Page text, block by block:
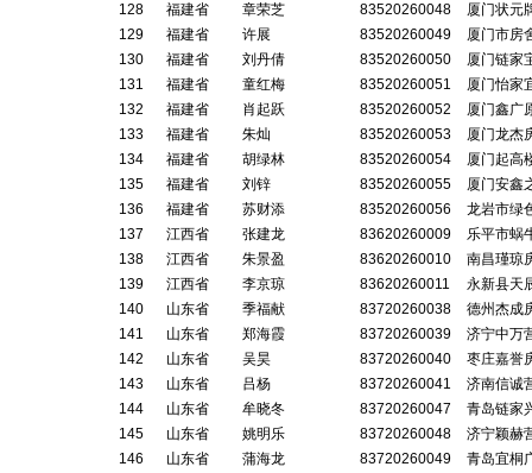
128
福建省 章荣芝 83520260048
厦门状元
129
福建省 许展 83520260049
厦门市房
130
福建省 刘丹倩 83520260050
厦门链家
131
福建省 童红梅 83520260051
厦门怡家
132
福建省 肖起跃 83520260052
厦门鑫广
133
福建省 朱灿 83520260053
厦门龙杰
134
福建省 胡绿林 83520260054
厦门起高
135
福建省 刘锌 83520260055
厦门安鑫
136
福建省 苏财添 83520260056
龙岩市绿
137
江西省 张建龙 83620260009
乐平市蜗
138
江西省 朱景盈 83620260010
南昌瑾琼
139
江西省 李京琼 83620260011
永新县天
140
山东省 季福献 83720260038
德州杰成
141
山东省 郑海霞 83720260039
济宁中万
142
山东省 吴昊 83720260040
枣庄嘉誉
143
山东省 吕杨 83720260041
济南信诚
144
山东省 牟晓冬 83720260047
青岛链家
145
山东省 姚明乐 83720260048
济宁颖赫
146
山东省 蒲海龙 83720260049 青岛宜桐